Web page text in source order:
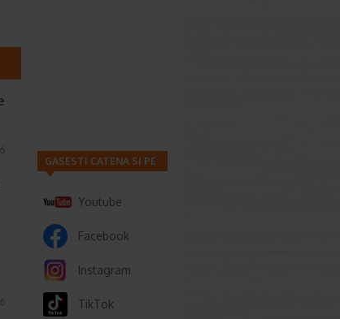
GASESTI CATENA SI PE
Youtube
Facebook
Instagram
TikTok